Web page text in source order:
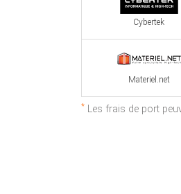
Cybertek
Materiel.net
* Les frais de port